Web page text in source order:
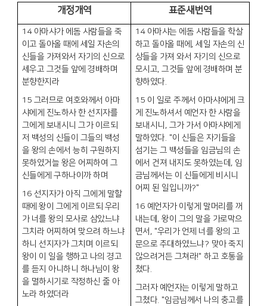
개정개역 표준새번역
14 아마샤가 에돔 사람들을 죽
이고 돌아올 때에 세일 자손의
신들을 가져와서 자기의 신으로
세우고 그것들 앞에 경배하며
분향한지라
15 그러므로 여호와께서 아마
샤에게 진노하사 한 선지자를
그에게 보내시니 그가 이르되
저 백성의 신들이 그들의 백성
을 왕의 손에서 능히 구원하지
못하였거늘 왕은 어찌하여 그
신들에게 구하나이까 하며
16 선지자가 아직 그에게 말할
때에 왕이 그에게 이르되 우리
가 너를 왕의 모사로 삼았느냐
그치라 어찌하여 맞으려 하느냐
하니 선지자가 그치며 이르되
왕이 이 일을 행하고 나의 경고
를 듣지 아니하니 하나님이 왕
을 멸하시기로 작정하신 줄 아
노라 하였더라
14 아마샤는 에돔 사람들을 학살
하고 돌아올 때에 ,세일 자손의 신
상들을 가져 와서 자기의 신으로
모시고,그것들 앞에 경배하며 분
향하였다.
15 이 일로 주께서 아마샤에게 크
게 진노하셔서 예언자 한 사람을
보내시니 , 그가 가서 아마샤에게
말하였다. "이 신들은 자기들을
섬기는 그 백성들을 임금님의 손
에서 건져 내지도 못하였는데 , 임
금님께서는 이 신들에게 비시니
어찌 된 일입니까?"
16 예언자가 이렇게 말머리를 꺼
내는데 ,왕이 그의 말을 가로막으
면서 , "우리가 언제 너를 왕의 고
문으로 추대하였느냐? 맞아 죽지
않으려거든 그쳐라!"하고 호통을
쳤다.
그러자 예언자는 이렇게 말하고
그쳤다. "임금님께서 나의 충고를